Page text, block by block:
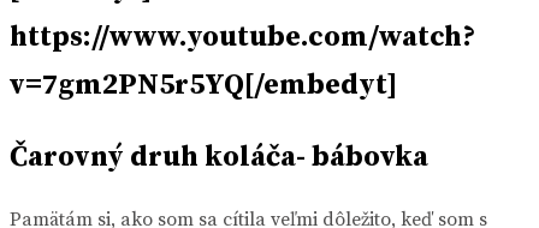
https://www.youtube.com/watch?
v=7gm2PN5r5YQ[/embedyt]
Čarovný druh koláča- bábovka
Pamätám si, ako som sa cítila veľmi dôležito, keď som s